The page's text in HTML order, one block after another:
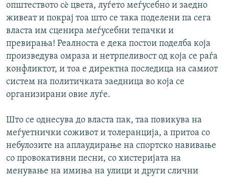
општеството сè цвета, луѓето меѓусебно и заедно
живеат и покрај тоа што се така поделени па сега
власта им сценира меѓусебни тепачки и
превирања! Реалноста е дека постои поделба која
произведува омраза и нетрпеливост од која се раѓа
конфликтот, и тоа е директна последица на самиот
систем на политичката заедница во која се
организирани овие луѓе.
Што се однесува до власта пак, таа повикува на
меѓуетнички соживот и толеранција, а притоа со
небулозите на аплаудирање на спортско навивање
со провокативни песни, со хистеријата на
менување на имиња на улици и други слични